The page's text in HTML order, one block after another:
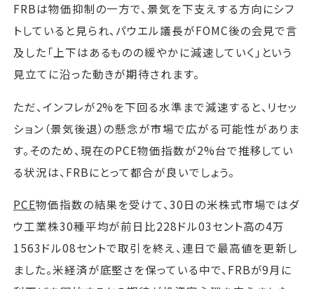
FRBは物価抑制の一方で、景気を下支えする方向にシフ
トしていると見られ、パウエル議長がFOMC後の会見で言
及した「上下はあるものの緩やかに減速していく」という
見立てに沿った動きが期待されます。
ただ、インフレが2%を下回る水準まで減速すると、リセッ
ション（景気後退）の懸念が市場で広がる可能性がありま
す。そのため、現在のPCE物価指数が2%台で推移してい
る状況は、FRBにとって都合が良いでしょう。
PCE物価指数の結果を受けて、30日の米株式市場ではダ
ウ工業株30種平均が前日比228ドル03セント高の4万
1563ドル08セントで取引を終え、連日で最高値を更新し
ました。米経済が底堅さを保っている中で、FRBが9月に